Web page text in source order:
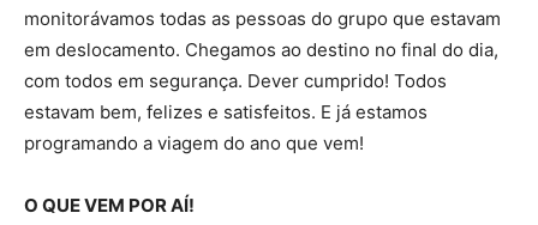
monitorávamos todas as pessoas do grupo que estavam
em deslocamento. Chegamos ao destino no final do dia,
com todos em segurança. Dever cumprido! Todos
estavam bem, felizes e satisfeitos. E já estamos
programando a viagem do ano que vem!
O QUE VEM POR AÍ!